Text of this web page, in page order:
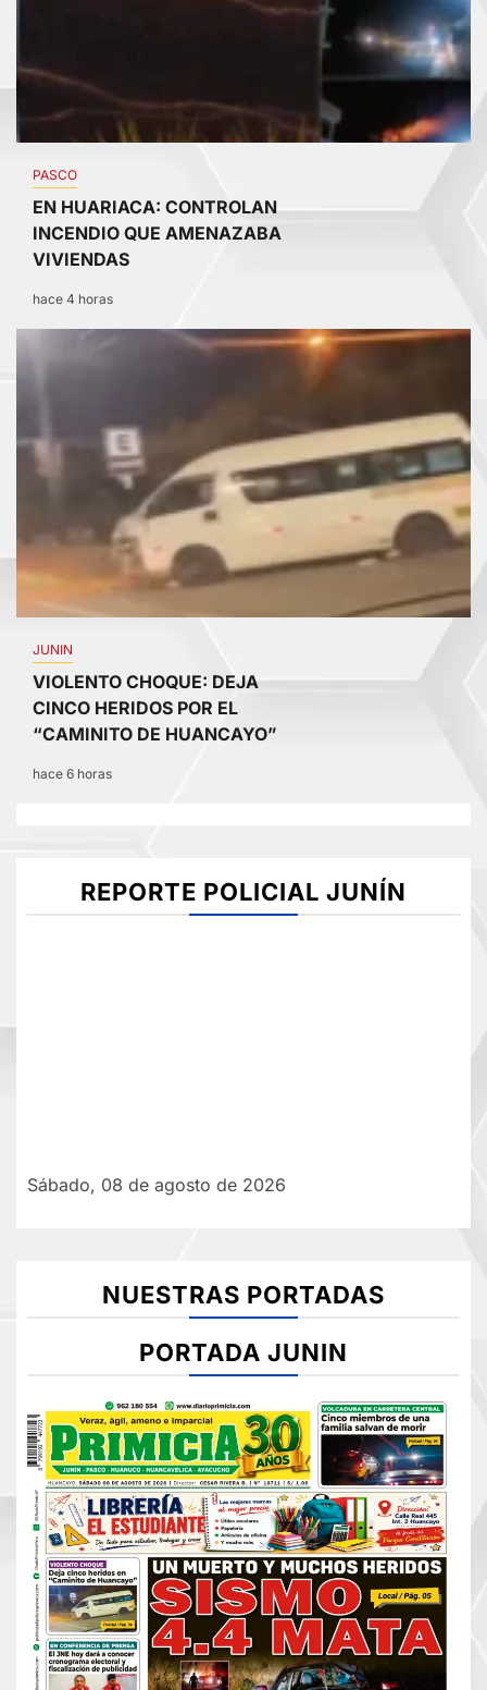
PASCO
EN HUARIACA: CONTROLAN
INCENDIO QUE AMENAZABA
VIVIENDAS
hace 4 horas
4
JUNIN
VIOLENTO CHOQUE: DEJA
CINCO HERIDOS POR EL
“CAMINITO DE HUANCAYO”
hace 6 horas
REPORTE POLICIAL JUNÍN
Sábado, 08 de agosto de 2026
NUESTRAS PORTADAS
PORTADA JUNIN